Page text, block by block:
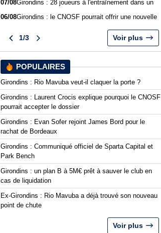
07/08Girondins : 28 joueurs à l'entraînement dans un
06/08Girondins : le CNOSF pourrait offrir une nouvelle
1/3 Voir plus
POPULAIRES
Girondins : Rio Mavuba veut-il claquer la porte ?
Girondins : Laurent Crocis explique pourquoi le CNOSF
pourrait accepter le dossier
Girondins : Evan Sofer rejoint James Bord pour le
rachat de Bordeaux
Girondins : Communiqué officiel de Sparta Capital et
Park Bench
Girondins : un plan B à 5M€ prêt à sauver le club en
cas de liquidation
Ex-Girondins : Rio Mavuba a déjà trouvé son nouveau
point de chute
Voir plus